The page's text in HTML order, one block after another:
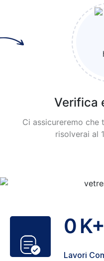
Verifica
Ci assicureremo
risolverai al
0K+
Lavori